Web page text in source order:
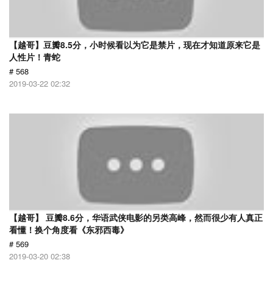
【越哥】豆瓣8.5分，小时候看以为它是禁片，现在才知道原来它是
人性片！青蛇
# 568
2019-03-22 02:32
【越哥】 豆瓣8.6分，华语武侠电影的另类高峰，然而很少有人真正
看懂！换个角度看《东邪西毒》
# 569
2019-03-20 02:38